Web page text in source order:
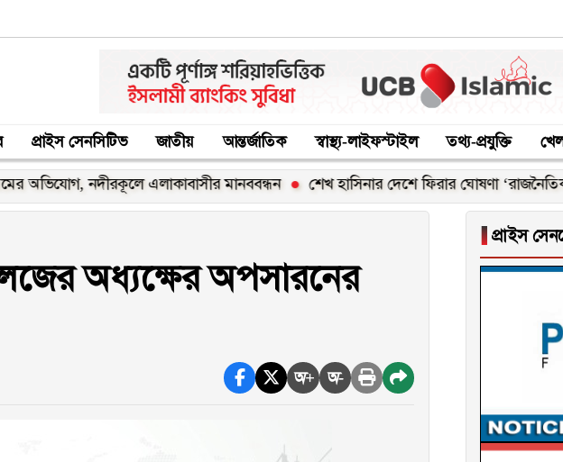
প্রাইস সেনসিটিভ জাতীয় আন্তর্জাতিক স্বাস্থ্য-লাইফস্টাইল তথ্য-প্রযুক্তি
নদীরকূলে এলাকাবাসীর মানববন্ধন শেখ হাসিনার দেশে ফিরার ঘোষণা ‘রাজনৈতিক
অধ্যক্ষের অপসারনের
অ+ অ-
▐ প্রাইস